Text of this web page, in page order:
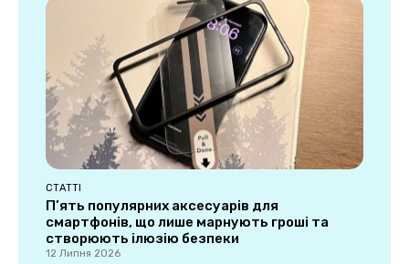
СТАТТІ
П’ять популярних аксесуарів для
смартфонів, що лише марнують гроші та
створюють ілюзію безпеки
12 Липня 2026